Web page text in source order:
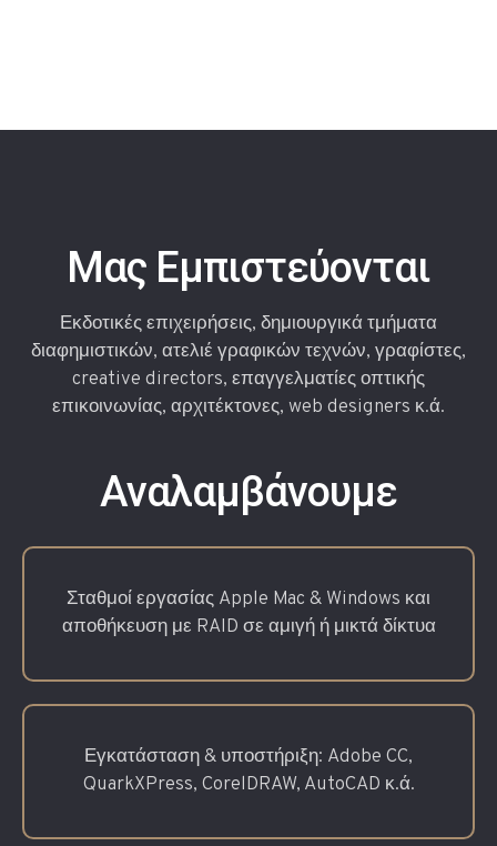
Μας Εμπιστεύονται
Εκδοτικές επιχειρήσεις, δημιουργικά τμήματα
διαφημιστικών, ατελιέ γραφικών τεχνών, γραφίστες,
creative directors, επαγγελματίες οπτικής
επικοινωνίας, αρχιτέκτονες, web designers κ.ά.
Αναλαμβάνουμε
Σταθμοί εργασίας Apple Mac & Windows και
αποθήκευση με RAID σε αμιγή ή μικτά δίκτυα
Εγκατάσταση & υποστήριξη: Adobe CC,
QuarkXPress, CorelDRAW, AutoCAD κ.ά.